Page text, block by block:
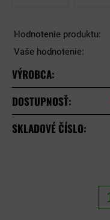
Hodnotenie produktu:
Vaše hodnotenie:
VÝROBCA:
DOSTUPNOSŤ:
SKLADOVÉ ČÍSLO: